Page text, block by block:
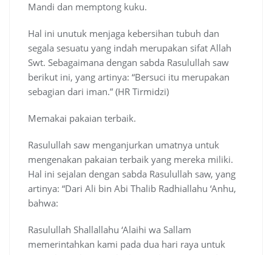
Mandi dan memptong kuku.
Hal ini unutuk menjaga kebersihan tubuh dan
segala sesuatu yang indah merupakan sifat Allah
Swt. Sebagaimana dengan sabda Rasulullah saw
berikut ini, yang artinya: “Bersuci itu merupakan
sebagian dari iman.” (HR Tirmidzi)
Memakai pakaian terbaik.
Rasulullah saw menganjurkan umatnya untuk
mengenakan pakaian terbaik yang mereka miliki.
Hal ini sejalan dengan sabda Rasulullah saw, yang
artinya: “Dari Ali bin Abi Thalib Radhiallahu ‘Anhu,
bahwa:
Rasulullah Shallallahu ‘Alaihi wa Sallam
memerintahkan kami pada dua hari raya untuk